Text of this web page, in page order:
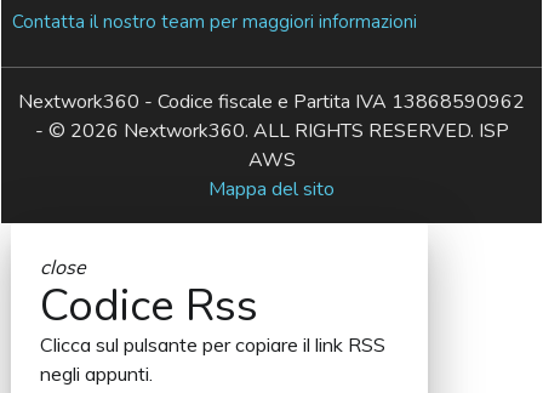
Contatta il nostro team per maggiori informazioni
Nextwork360 - Codice fiscale e Partita IVA 13868590962
- © 2026 Nextwork360. ALL RIGHTS RESERVED. ISP
AWS
Mappa del sito
close
Codice Rss
Clicca sul pulsante per copiare il link RSS
negli appunti.